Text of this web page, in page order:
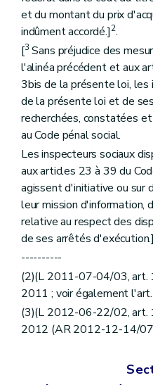
et du montant du prix
indûment accordé.]2.
[3 Sans préjudice des
l'alinéa précédent et aux
3bis de la présente loi, les
de la présente loi et de
recherchées, constatées
au Code pénal social.
Les inspecteurs sociaux
aux articles 23 à 39 du
agissent d'initiative ou sur
leur mission d'information,
relative au respect des
de ses arrêtés d'exécution.]
----------
(2)(L 2011-07-04/03, art.
2011 ; voir également
(3)(L 2012-06-22/02, art.
2012 (AR 2012-12-14/